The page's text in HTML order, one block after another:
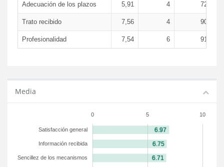
Adecuación de los plazos 5,91 4 72,53 %
Trato recibido 7,56 4 90,21 %
Profesionalidad 7,54 6 91,92 %
Media
0 5 10
Satisfacción general
Información recibida
Sencillez de los mecanismos